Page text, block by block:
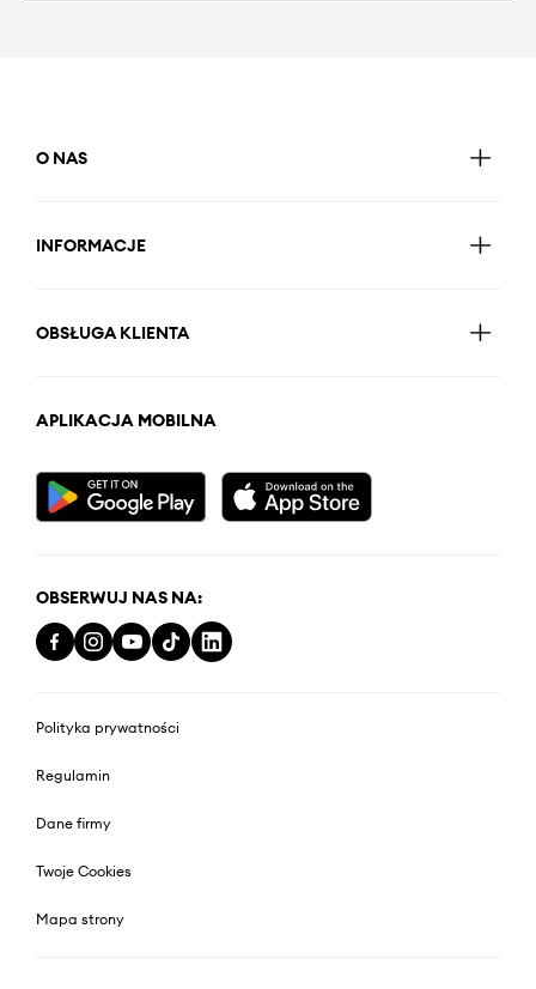
O NAS
INFORMACJE
OBSŁUGA KLIENTA
APLIKACJA MOBILNA
OBSERWUJ NAS NA:
Polityka prywatności
Regulamin
Dane firmy
Twoje Cookies
Mapa strony